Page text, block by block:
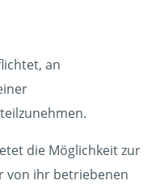
an
die Möglichkeit zur
von ihr betriebenen